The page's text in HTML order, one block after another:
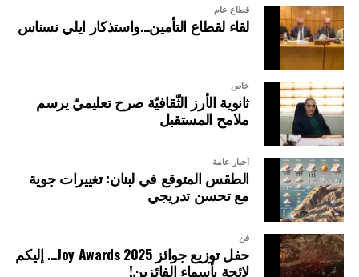
قطاع عام
لقاء لقطاع التأمين…واستذكار ايلي نسناس
خاص
ثانوية الأرز الثّقافيّة صرح تعليميّ يرسم
ملامح المستقبل
أخبار عامة
الطقس المتوقع في لبنان: تغييرات جوية
مع تحسن تدريجي
فن
حفل توزيع جوائز Joy Awards 2025… إليكم
لائحة بأسماء الفائزين!